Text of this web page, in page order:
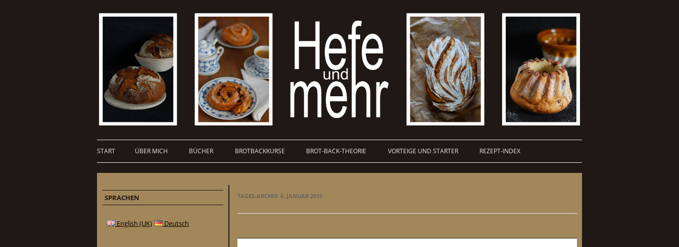
START ÜBER MICH BÜCHER BROTBACKKURSE BROT-BACK-THEORIE VORTEIGE UND STARTER REZEPT-INDEX
TAGES-ARCHIV: 6. JANUAR 2013
SPRACHEN
English (UK) Deutsch